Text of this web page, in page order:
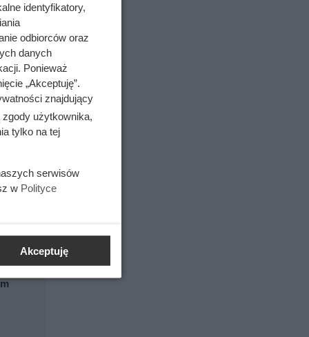
identyfikatory,
odbiorców oraz
danych
Ponieważ
„Akceptuję”.
znajdujący
użytkownika,
tylko na tej
serwisów
w Polityce
Akceptuję